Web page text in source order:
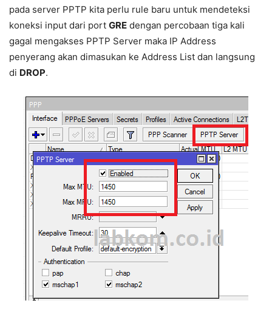
pada server PPTP kita perlu rule baru untuk mendeteksi
koneksi input dari port GRE dengan percobaan tiga kali
gagal mengakses PPTP Server maka IP Address
penyerang akan dimasukan ke Address List dan langsung
di DROP.